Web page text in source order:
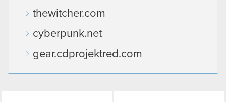
thewitcher.com
cyberpunk.net
gear.cdprojektred.com